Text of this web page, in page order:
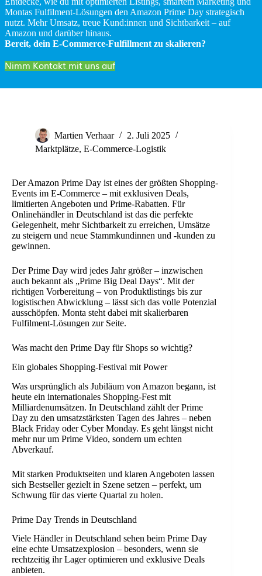
Montas Fulfilment-Lösungen den Amazon Prime Day strategisch
nutzt. Mehr Umsatz, treue Kund:innen und Sichtbarkeit – auf
Amazon und darüber hinaus.
Bereit, dein E-Commerce-Fulfillment zu skalieren?
Nimm Kontakt mit uns auf
Martien Verhaar
2. Juli 2025
Marktplätze, E-Commerce-Logistik
Der Amazon Prime Day ist eines der größten Shopping-
Events im E-Commerce – mit exklusiven Deals,
limitierten Angeboten und Prime-Rabatten. Für
Onlinehändler in Deutschland ist das die perfekte
Gelegenheit, mehr Sichtbarkeit zu erreichen, Umsätze
zu steigern und neue Stammkundinnen und -kunden zu
gewinnen.
Der Prime Day wird jedes Jahr größer – inzwischen
auch bekannt als „Prime Big Deal Days“. Mit der
richtigen Vorbereitung – von Produktlistings bis zur
logistischen Abwicklung – lässt sich das volle Potenzial
ausschöpfen. Monta steht dabei mit skalierbaren
Fulfilment-Lösungen zur Seite.
Was macht den Prime Day für Shops so wichtig?
Ein globales Shopping-Festival mit Power
Was ursprünglich als Jubiläum von Amazon begann, ist
heute ein internationales Shopping-Fest mit
Milliardenumsätzen. In Deutschland zählt der Prime
Day zu den umsatzstärksten Tagen des Jahres – neben
Black Friday oder Cyber Monday. Es geht längst nicht
mehr nur um Prime Video, sondern um echten
Abverkauf.
Mit starken Produktseiten und klaren Angeboten lassen
sich Bestseller gezielt in Szene setzen – perfekt, um
Schwung für das vierte Quartal zu holen.
Prime Day Trends in Deutschland
Viele Händler in Deutschland sehen beim Prime Day
eine echte Umsatzexplosion – besonders, wenn sie
rechtzeitig ihr Lager optimieren und exklusive Deals
anbieten.